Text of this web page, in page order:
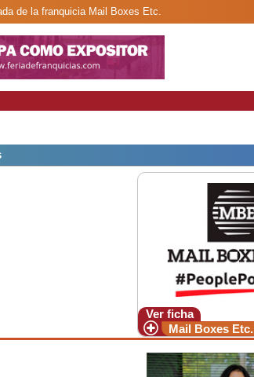
de la franquicia Mail Boxes Etc.
Ver ficha
Mail Boxes Etc.